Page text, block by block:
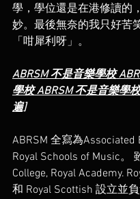
學，學位還是在港修讀的
妙。最後無奈的我只好苦
「咁犀利呀」。
ABRSM 不是音樂學校
學校 ABRSM 不是音樂學
遍]
ABRSM 全寫為Associated
Royal Schools of Music。
College, Royal Academy.
和 Royal Scottish 設立並